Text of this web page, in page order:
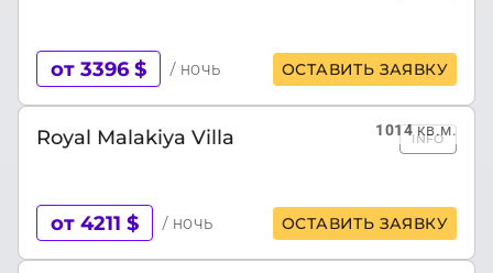
от 3396 $ / ночь ОСТАВИТЬ ЗАЯВКУ
1014кв.м.
Royal Malakiya Villa INFO
от 4211 $ / ночь ОСТАВИТЬ ЗАЯВКУ